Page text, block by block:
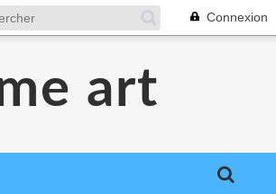
Connexion
art